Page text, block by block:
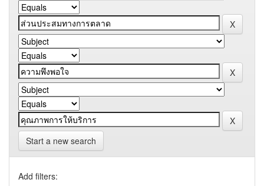
Start a new search
Add filters: